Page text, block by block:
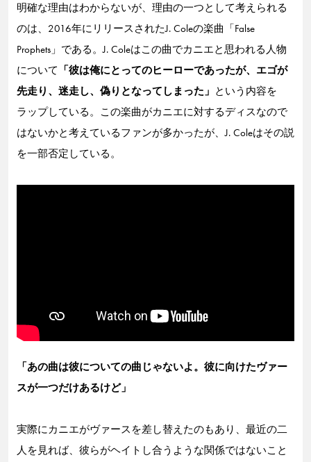
明確な理由はわからないが、理由の一つとして考えられる
のは、2016年にリリースされたJ. Coleの楽曲「False
Prophets」である。J. Coleはこの曲でカニエと思われる人物
について 「彼は俺にとってのヒーローであったが、エゴが
先走り、迷走し、偽りとなってしまった」 という内容を
ラップしている。この楽曲がカニエに対するディスなので
はないかと考えているファンが多かったが、J. Coleはその説
を一部否定している。
「あの曲は彼についての曲じゃないよ。彼に向けたヴァー
スが一つだけあるけど」
実際にカニエがヴァースを差し替えたのもあり、最近の二
人を見れば、彼らがヘイトし合うような関係ではないこと